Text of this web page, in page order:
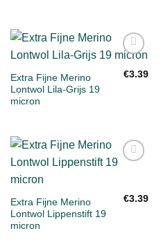
aan
Extra Fijne Merino
Lontwol Lila-Grijs 19
micron
€3.39
Extra Fijne Merino
Lontwol Lippenstift 19
micron
€3.39